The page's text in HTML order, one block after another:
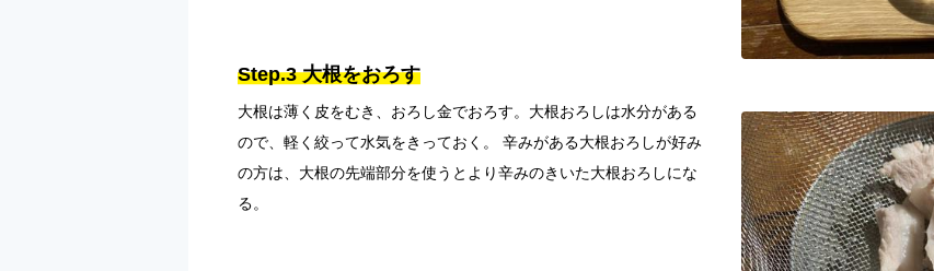
Step.3 大根をおろす
大根は薄く皮をむき、おろし金でおろす。大根おろしは水分がある
ので、軽く絞って水気をきっておく。 辛みがある大根おろしが好み
の方は、大根の先端部分を使うとより辛みのきいた大根おろしにな
る。